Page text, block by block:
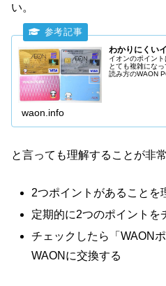
い。
わかりにくい
イオンのポイン
とても複雑にな
読み方のWAON
waon.info
と言っても理解することが非
2つポイントがあることを
定期的に2つのポイントを
チェックしたら「WAON
WAONに交換する